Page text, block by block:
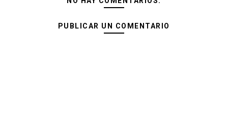
PUBLICAR UN COMENTARIO